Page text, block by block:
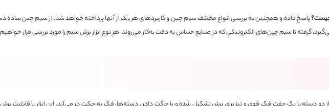
پاسخ داده و همچنین به بررسی انواع مختلف سیم چین و کاربردهای هر یک از آنها پرداخته خواهد شد. از سیم چین ساده
گرفته تا سیم چین‌های الکترونیکی که در صنایع حساس به دقت به‌کار می‌روند، هر نوع ابزار برش سیم را مورد بررسی قرار